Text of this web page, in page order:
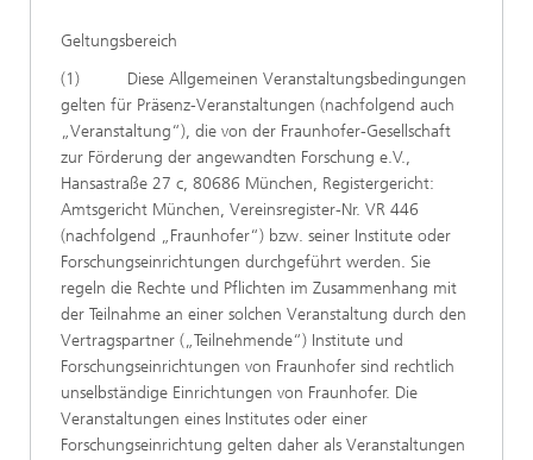
Geltungsbereich
(1) Diese Allgemeinen Veranstaltungsbedingungen
gelten für Präsenz-Veranstaltungen (nachfolgend auch
„Veranstaltung“), die von der Fraunhofer-Gesellschaft
zur Förderung der angewandten Forschung e.V.,
Hansastraße 27 c, 80686 München, Registergericht:
Amtsgericht München, Vereinsregister-Nr. VR 446
(nachfolgend „Fraunhofer“) bzw. seiner Institute oder
Forschungseinrichtungen durchgeführt werden. Sie
regeln die Rechte und Pflichten im Zusammenhang mit
der Teilnahme an einer solchen Veranstaltung durch den
Vertragspartner („Teilnehmende“) Institute und
Forschungseinrichtungen von Fraunhofer sind rechtlich
unselbständige Einrichtungen von Fraunhofer. Die
Veranstaltungen eines Institutes oder einer
Forschungseinrichtung gelten daher als Veranstaltungen